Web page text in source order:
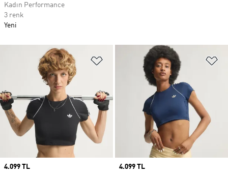
Favori Listesine Ekle
Price
4.099 TL
Price
4.099 TL
Kadın Performance
3 renk
Yeni